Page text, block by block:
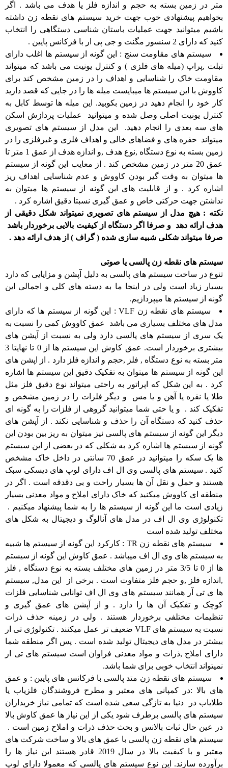
متر در زمین بسته به حجم و اندازه فلز یا هدف می باشد . اگر
بخواهیم پیشنهادی خوب جهت خرید سیستم های نقطه زن داشته
باشیم میتوانید جهت عملیات باستان شناسی دستگاهی را انتخاب
کنید که دارای 2 سنسور مگنت و جی پی ار با فرکانس پایین .
سیستم های مقاومت سنج : این گونه از سیستم ها اغلب دارای
تبلت ,پراپ (میله های فلزی ) و کنترل یونیت می باشد که میتواند
مقاومت خاک را شناسایی و اهداف را در زمین مشخص کند برای
کاووش با این سیستم ها میبایست میله ها را در جایی که قصد دارید
کار خود را انجام دهید در زمین بکوبید. این میله ها توسط کابل به
کنترل یونیت اصلی وصل شده و میتوانید عملیات پردازش اسکن
های سه بعدی را انجام دهید. این مدل از سیستم های تصویری
میتواند حفره های و فضاهای خالی و اهداف فلزی و غیرفلزی را در
زمین بسته به نوع دستگاه ,نوع هدف ,و اندازه هدف از عمق 1 متر تا
عمق 20 متر در زمین مشخص کند . از معایب این گونه از سیستم
ها میتوان به وقت گیر بودن کاووش و عدم شناسایی اهداف ریز
اشاره کرد . و از قابلیت های این گونه از سیستم ها میتوان به
نداشتن جهت حرکتی خاص و عمق گیری نسبتا دقیق اشاره کرد .
نکته : هیچ مدل از سیستم های تصویری نمیتواند شکل دقیقی از
هدف ارائه دهد و صرفا اگر دستگاه از کیفیت بالایی برخوردار باشد
صرفا میتواند شکلی شبیه سازی شده ( گراف ) از هدف ارائه دهد .
سیستم های نقطه زن پالسی یا صوتی
تنوع در ساخت سیستم های پالسی به دلیل آپشن و مزایایی که دارد
بسیار زیاد است ولی در اینجا ما به دسته های کلی و اجمالی این
گونه از سیستم ها میپردازیم.
سیستم های نقطه زن VLF : این گونه از سیستم ها که دارای
مدل های مختلف بسیاری می باشد عمق کاووش کمی را نسبت به
یک سری از سیستم های پالسی دارد ولی به نسبت از آپشن های
بیشتری برخوردار است. عمق کاوش این سیستم ها از 0 تا نهایتا 3
متر بسته به نوع دستگاه , فلز ,حجم و اندازه فلز دارد . از اپشن های
این گونه از سیستم ها میتوان به تفکیک دقیق این سیستم ها اشاره
کرد . به این شکل که اپراتور به راحتی میتواند نوع دقیق فلز مثل
طلا یا نقره یا آهن و یا مس و دیگر فلزات را در زمین مشخص و
تفکیک کند . و یا حتی شما میتوانید گروهی از فلزات را به گونه ای
حذف کنید که دستگاه آن را حذف و شناسایی نکند . از آپشن های
دیگر این گونه از سیستم های پالسی نیز میتوان به ریز بین بودن این
گونه از سیستم ها اشاره کرد به شکلی که در بعضی از این سیستم
ها یک سکه را میتوانید در عمق 70 سانتی در داخل خاک مشخص
کنید . سیستم های پالسی وی ال اف دارای لوپ های دیسکی سبک
هستند و حمل و نقل آن ها بسیار راحت و بی دقدقه است . اگر در
منطقه ای کاووش میکنید که خاک دارای املاح و مواد معدنی بسیار
زیادی است ما این گونه از سیستم ها را به شما پیشنهاد میکنیم .
تکنولوژی وی ال اف در مدل های آنالوگ و دیجیتال به شکل های
مختلف تولید شده است
سیستم های نقطه زن TR : کارکرد این گونه از سیستم ها شبیه
به سیستم های وی ال اف میباشد . عمق کاوش این گونه از سیستم
ها از 0 تا 3/5 متر در زمین های مختلف بسته به نوع دستگاه , فلز
,اندازه فلز ,و حجم فلز متفاوت است . برخی از این مدل, سیستم
ها ی تی آر همانند سیستم های وی ال اف توانایی شناسایی فلزات
کوچک و تفکیک آن ها را دارد . و از آپشن های عمق گیری و
تنظیمات مختلفی برخوردار هستند . ولی در زمینه حذف ذرات
نسبت به سیستم های VLF ضعیف تر عمل میکنند . تکنولوژی تی ار
بیشتر در مدل های دیجیتال تولید شده است . پس اگر منطقه شما
دارای املاح ,ذرات و مواد معدنی فراوان است سیستم های تی ار
نمیتواند انتخاب خوبی برای شما باشد.
سیستم های نقطه زن متد پالسی با فرکانس های پایین : و عمق
های بالا :در کمپانی های معتبر و مطرح فروشندگان فلزیاب یا
طلایاب در دنیا به تازگی سعی شده است که تمامی نیاز خریداران
سیستم های پالسی برطرف شود یکی از این نیاز ها عمق کاوش بالا
در عین حال ثبات بالانس و بحث حذف ذرات و املاح زمین است .
سیستم های نقطه زن پالسی با عمق های بالا و ساخت شرکت های
معتبر و با کیفیت بالا در سال 2019 قادر هستند این نیاز ها را
برآورده سازند. این نوع سیستم های پالسی که معمولا دارای لوپ